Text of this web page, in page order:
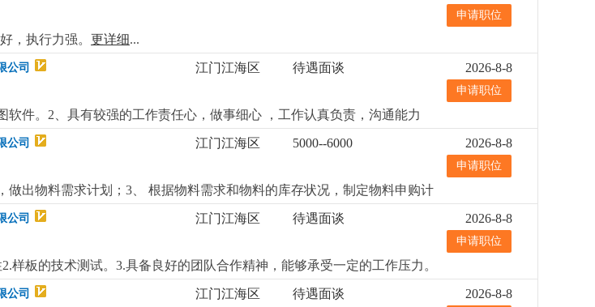
申请职位
，执行力强。 更详细...
公司 江门江海区 待遇面谈
2026-8-8
申请职位
件。2、具有较强的工作责任心，做事细心 ，工作认真负责，沟通能力
二年以上工作经验，外观设计能力较强的可以放宽限制。本公司专业研发生
公司 江门江海区 5000--6000
2026-8-8
申请职位
出物料需求计划；3、 根据物料需求和物料的库存状况，制定物料申购计
计划；5、 跟进不合格物料的退货与补货；6、 原材料控制与分析；7、
学历；2、工作积极，责任心强；3、熟练运用office办公软件；4、两年以
公司 江门江海区 待遇面谈
2026-8-8
申请职位
板的技术测试。3.具备良好的团队合作精神，能够承受一定的工作压力。
公司 江门江海区 待遇面谈
2026-8-8